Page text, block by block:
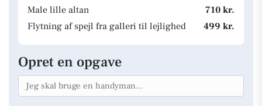
Male lille altan
710 kr.
Flytning af spejl fra galleri til lejlighed
499 kr.
Opret en opgave